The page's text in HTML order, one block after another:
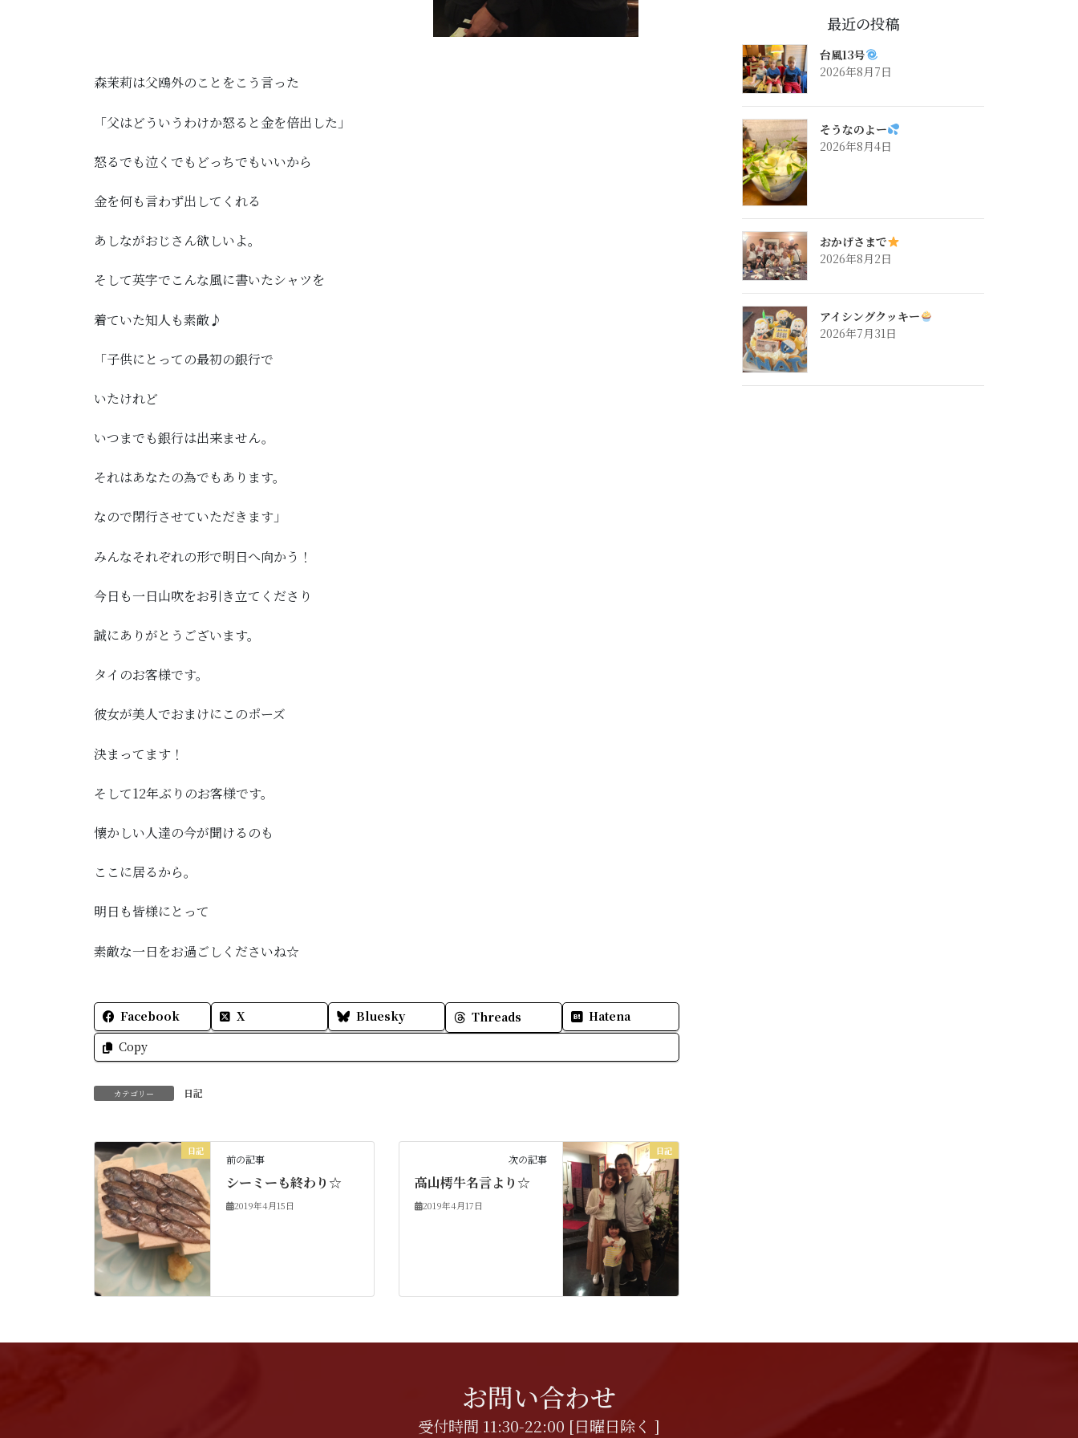
森茉莉は父鴎外のことをこう言った
「父はどういうわけか怒ると金を倍出した」
怒るでも泣くでもどっちでもいいから
金を何も言わず出してくれる
あしながおじさん欲しいよ。
そして英字でこんな風に書いたシャツを
着ていた知人も素敵♪
「子供にとっての最初の銀行で
いたけれど
いつまでも銀行は出来ません。
それはあなたの為でもあります。
なので閉行させていただきます」
みんなそれぞれの形で明日へ向かう！
今日も一日山吹をお引き立てくださり
誠にありがとうございます。
タイのお客様です。
彼女が美人でおまけにこのポーズ
決まってます！
そして12年ぶりのお客様です。
懐かしい人達の今が聞けるのも
ここに居るから。
明日も皆様にとって
素敵な一日をお過ごしくださいね☆
Facebook X Bluesky Threads
Hatena
Copy
カテゴリー 日記
日記
前の記事
シーミーも終わり☆
2019年4月15日
日記
次の記事
高山樗牛名言より☆
2019年4月17日
最近の投稿
台風13号
2026年8月7日
そうなのよー
2026年8月4日
おかげさまで
2026年8月2日
アイシングクッキー
2026年7月31日
お問い合わせ
受付時間 11:30-22:00 [日曜日除く ]